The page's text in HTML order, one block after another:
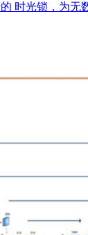
时光锁，为